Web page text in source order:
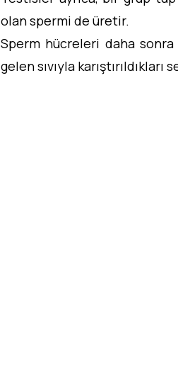
olan spermi de üretir.
Sperm hücreleri daha
gelen sıvıyla